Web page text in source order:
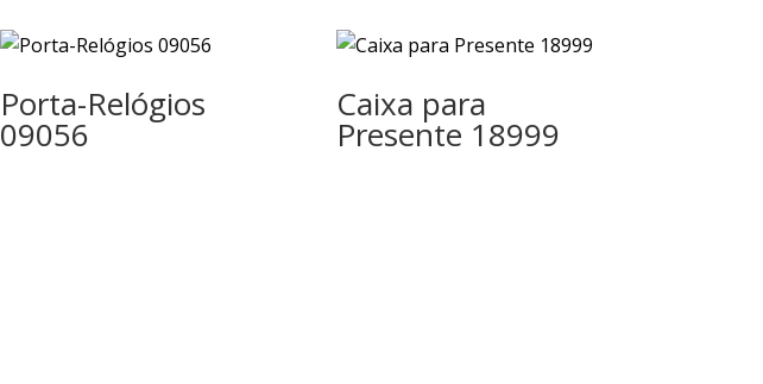
Porta-Relógios
09056
Caixa para
Presente 18999